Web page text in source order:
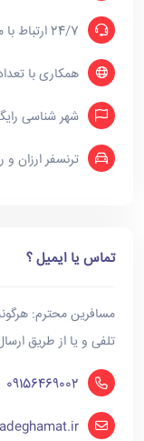
24/7 ارتباط با مشتری
همکاری با
شهر شناسی
ترنسفر ارزان و
تماس یا ایمیل ؟
مسافرین محترم:
تلفی و یا از طریق
09156469002